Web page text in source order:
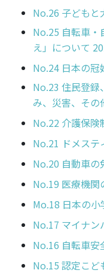
No.26 子ども
No.25 自転車・
え」に
No.24 日本の冠
No.23 住民登録
み、災害、そ
No.22 介護保険
No.21 ドメステ
No.20 自動車の
No.19 医療機関
Mo.18 日本の
No.17 マイナン
No.16 自転車安
No.15 認定こど